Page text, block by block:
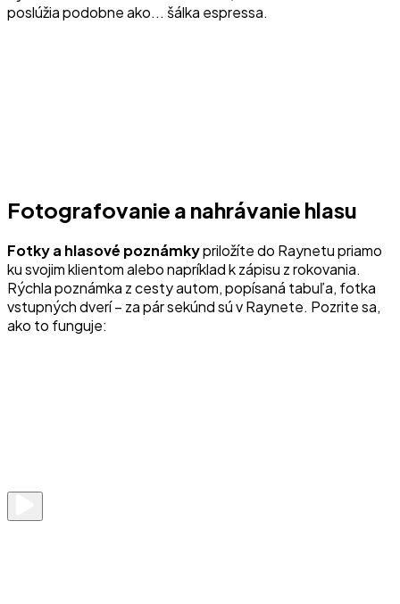
poslúžia podobne ako... šálka espressa.
Fotografovanie a nahrávanie hlasu
Fotky a hlasové poznámkypriložíte do Raynetu priamo
ku svojim klientom alebo napríklad k zápisu z rokovania.
Rýchla poznámka z cesty autom, popísaná tabuľa, fotka
vstupných dverí – za pár sekúnd sú v Raynete. Pozrite sa,
ako to funguje: